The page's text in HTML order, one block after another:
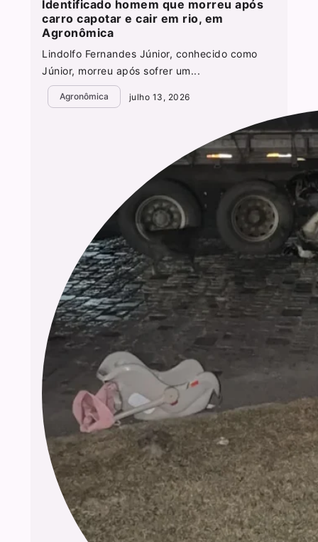
Identificado homem que morreu após
carro capotar e cair em rio, em
Agronômica
Lindolfo Fernandes Júnior, conhecido como
Júnior, morreu após sofrer um...
Agronômica julho 13, 2026